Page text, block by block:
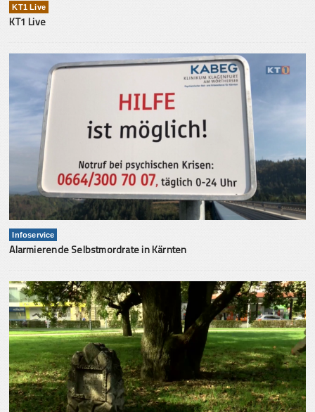
KT1 Live
KT1 Live
Infoservice
Alarmierende Selbstmordrate in Kärnten